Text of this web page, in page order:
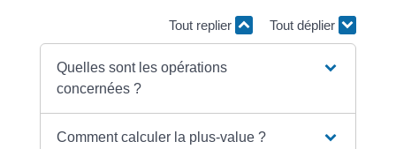
Tout replier Tout déplier
Quelles sont les opérations
concernées ?
Comment calculer la plus-value ?